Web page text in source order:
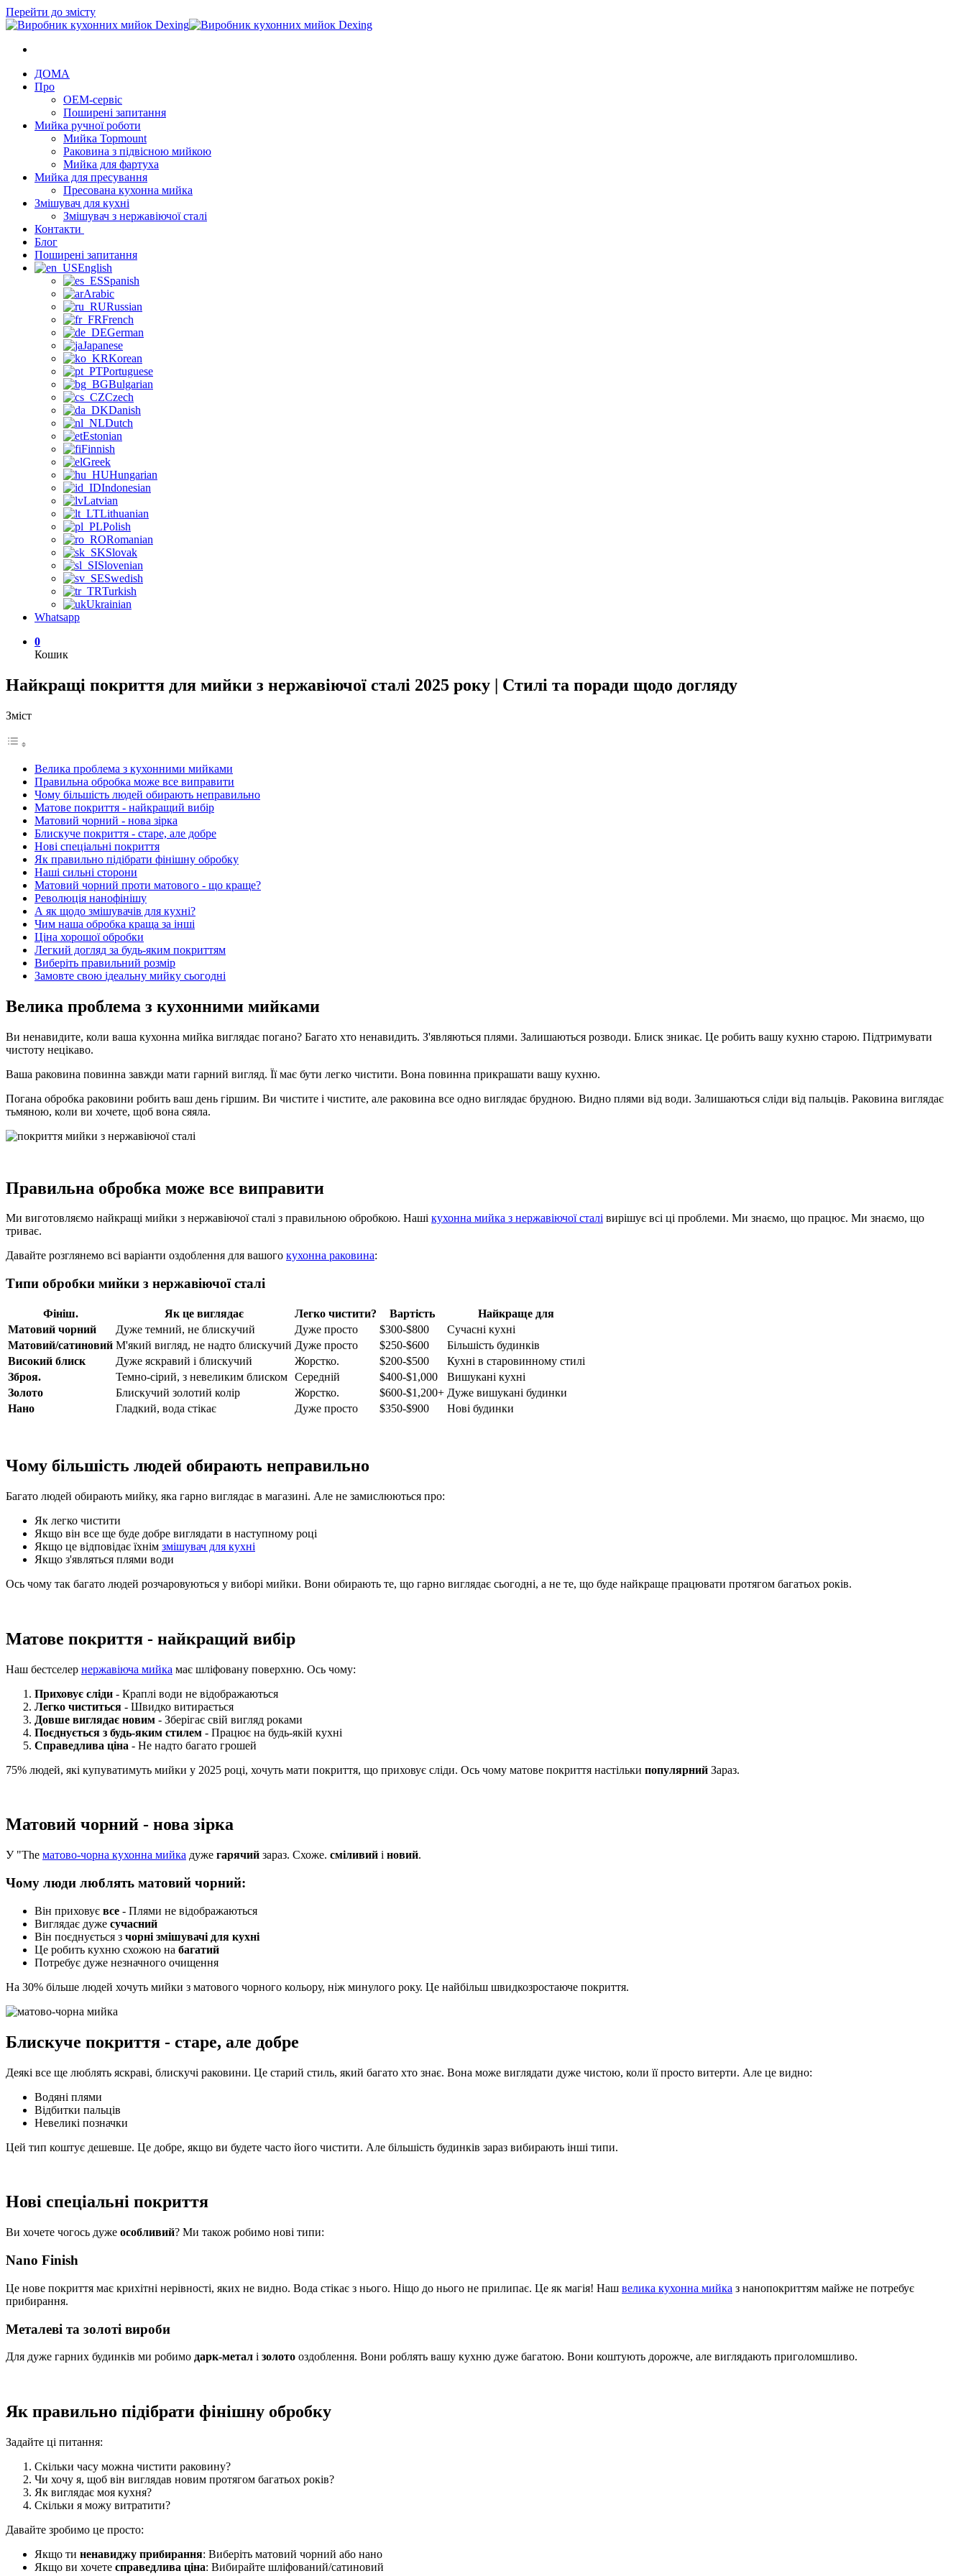
Перейти до змісту
ДОМА
Про
OEM-сервіс
Поширені запитання
Мийка ручної роботи
Мийка Topmount
Раковина з підвісною мийкою
Мийка для фартуха
Мийка для пресування
Пресована кухонна мийка
Змішувач для кухні
Змішувач з нержавіючої сталі
Контакти
Блог
Поширені запитання
English
Spanish
Arabic
Russian
French
German
Japanese
Korean
Portuguese
Bulgarian
Czech
Danish
Dutch
Estonian
Finnish
Greek
Hungarian
Indonesian
Latvian
Lithuanian
Polish
Romanian
Slovak
Slovenian
Swedish
Turkish
Ukrainian
Whatsapp
0
Кошик
Найкращі покриття для мийки з нержавіючої сталі 2025 року | Стилі та поради щодо догляду
Зміст
Велика проблема з кухонними мийками
Правильна обробка може все виправити
Чому більшість людей обирають неправильно
Матове покриття - найкращий вибір
Матовий чорний - нова зірка
Блискуче покриття - старе, але добре
Нові спеціальні покриття
Як правильно підібрати фінішну обробку
Наші сильні сторони
Матовий чорний проти матового - що краще?
Революція нанофінішу
А як щодо змішувачів для кухні?
Чим наша обробка краща за інші
Ціна хорошої обробки
Легкий догляд за будь-яким покриттям
Виберіть правильний розмір
Замовте свою ідеальну мийку сьогодні
Велика проблема з кухонними мийками
Ви ненавидите, коли ваша кухонна мийка виглядає погано? Багато хто ненавидить. З'являються плями. Залишаються розводи. Блиск зникає. Це робить вашу кухню старою. Підтримувати
чистоту нецікаво.
Ваша раковина повинна завжди мати гарний вигляд. Її має бути легко чистити. Вона повинна прикрашати вашу кухню.
Погана обробка раковини робить ваш день гіршим. Ви чистите і чистите, але раковина все одно виглядає брудною. Видно плями від води. Залишаються сліди від пальців. Раковина виглядає
тьмяною, коли ви хочете, щоб вона сяяла.
Правильна обробка може все виправити
Ми виготовляємо найкращі мийки з нержавіючої сталі з правильною обробкою. Наші кухонна мийка з нержавіючої сталі вирішує всі ці проблеми. Ми знаємо, що працює. Ми знаємо, що
триває.
Давайте розглянемо всі варіанти оздоблення для вашого кухонна раковина:
Типи обробки мийки з нержавіючої сталі
Фініш. Як це виглядає Легко чистити? Вартість
Найкраще для
Матовий чорний
Дуже темний, не блискучий Дуже просто $300-$800
Сучасні кухні
Матовий/сатиновий М'який вигляд, не надто блискучий Дуже просто $250-$600
Більшість будинків
Високий блиск
Дуже яскравий і блискучий Жорстко. $200-$500
Кухні в старовинному стилі
Зброя.
Темно-сірий, з невеликим блиском Середній $400-$1,000
Вишукані кухні
Золото
Блискучий золотий колір Жорстко. $600-$1,200+ Дуже вишукані будинки
Нано
Гладкий, вода стікає Дуже просто $350-$900 Нові будинки
Чому більшість людей обирають неправильно
Багато людей обирають мийку, яка гарно виглядає в магазині. Але не замислюються про:
Як легко чистити
Якщо він все ще буде добре виглядати в наступному році
Якщо це відповідає їхнім змішувач для кухні
Якщо з'являться плями води
Ось чому так багато людей розчаровуються у виборі мийки. Вони обирають те, що гарно виглядає сьогодні, а не те, що буде найкраще працювати протягом багатьох років.
Матове покриття - найкращий вибір
Наш бестселер нержавіюча мийка має шліфовану поверхню. Ось чому:
Приховує сліди - Краплі води не відображаються
Легко чиститься - Швидко витирається
Довше виглядає новим - Зберігає свій вигляд роками
Поєднується з будь-яким стилем - Працює на будь-якій кухні
Справедлива ціна - Не надто багато грошей
75% людей, які купуватимуть мийки у 2025 році, хочуть мати покриття, що приховує сліди. Ось чому матове покриття настільки популярний Зараз.
Матовий чорний - нова зірка
У "The матово-чорна кухонна мийка дуже гарячий зараз. Схоже. сміливий і новий.
Чому люди люблять матовий чорний:
Він приховує все - Плями не відображаються
Виглядає дуже сучасний
Він поєднується з чорні змішувачі для кухні
Це робить кухню схожою на багатий
Потребує дуже незначного очищення
На 30% більше людей хочуть мийки з матового чорного кольору, ніж минулого року. Це найбільш швидкозростаюче покриття.
Блискуче покриття - старе, але добре
Деякі все ще люблять яскраві, блискучі раковини. Це старий стиль, який багато хто знає. Вона може виглядати дуже чистою, коли її просто витерти. Але це видно:
Водяні плями
Відбитки пальців
Невеликі позначки
Цей тип коштує дешевше. Це добре, якщо ви будете часто його чистити. Але більшість будинків зараз вибирають інші типи.
Нові спеціальні покриття
Ви хочете чогось дуже особливий? Ми також робимо нові типи:
Nano Finish
Це нове покриття має крихітні нерівності, яких не видно. Вода стікає з нього. Ніщо до нього не прилипає. Це як магія! Наш велика кухонна мийка з нанопокриттям майже не потребує
прибирання.
Металеві та золоті вироби
Для дуже гарних будинків ми робимо дарк-метал і золото оздоблення. Вони роблять вашу кухню дуже багатою. Вони коштують дорожче, але виглядають приголомшливо.
Як правильно підібрати фінішну обробку
Задайте ці питання:
Скільки часу можна чистити раковину?
Чи хочу я, щоб він виглядав новим протягом багатьох років?
Як виглядає моя кухня?
Скільки я можу витратити?
Давайте зробимо це просто:
Якщо ти ненавиджу прибирання: Виберіть матовий чорний або нано
Якщо ви хочете справедлива ціна: Вибирайте шліфований/сатиновий